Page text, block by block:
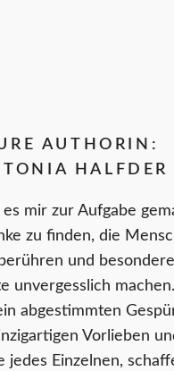
AUTHORIN:
HALFDER
es mir zur Aufgabe
zu finden, die
und besondere
unvergesslich
abgestimmten
Vorlieben
jedes Einzelnen,